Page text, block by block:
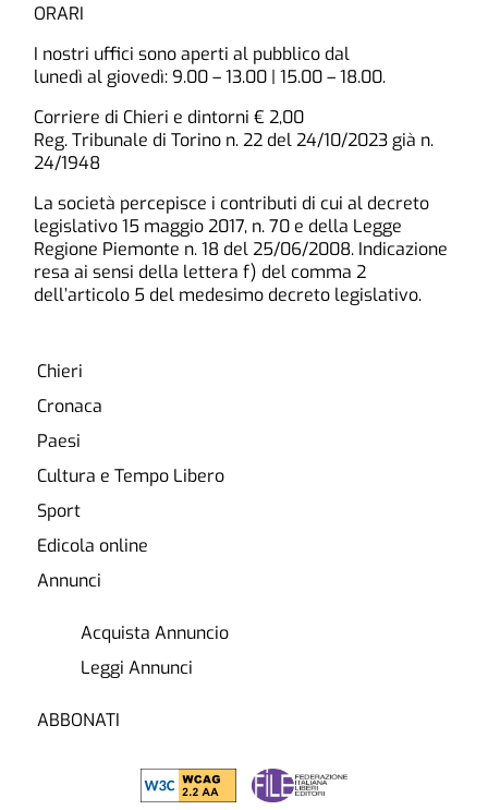
ORARI
I nostri uffici sono aperti al pubblico dal
lunedì al giovedì: 9.00 – 13.00 | 15.00 – 18.00.
Corriere di Chieri e dintorni € 2,00
Reg. Tribunale di Torino n. 22 del 24/10/2023 già n.
24/1948
La società percepisce i contributi di cui al decreto
legislativo 15 maggio 2017, n. 70 e della Legge
Regione Piemonte n. 18 del 25/06/2008. Indicazione
resa ai sensi della lettera f) del comma 2
dell’articolo 5 del medesimo decreto legislativo.
Chieri
Cronaca
Paesi
Cultura e Tempo Libero
Sport
Edicola online
Annunci
Acquista Annuncio
Leggi Annunci
ABBONATI